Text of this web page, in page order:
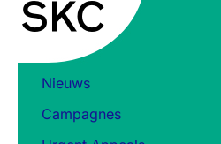
Nieuws
Campagnes